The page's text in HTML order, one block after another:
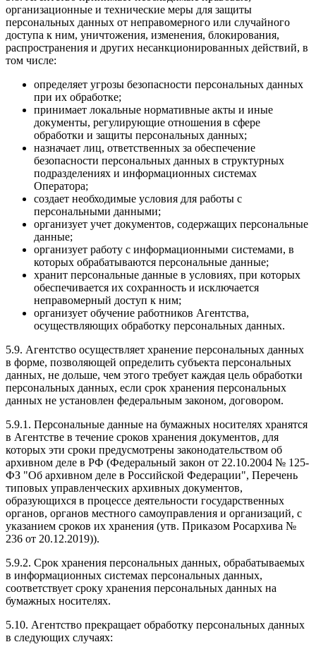
организационные и технические меры для защиты
персональных данных от неправомерного или случайного
доступа к ним, уничтожения, изменения, блокирования,
распространения и других несанкционированных действий, в
том числе:
определяет угрозы безопасности персональных данных
при их обработке;
принимает локальные нормативные акты и иные
документы, регулирующие отношения в сфере
обработки и защиты персональных данных;
назначает лиц, ответственных за обеспечение
безопасности персональных данных в структурных
подразделениях и информационных системах
Оператора;
создает необходимые условия для работы с
персональными данными;
организует учет документов, содержащих персональные
данные;
организует работу с информационными системами, в
которых обрабатываются персональные данные;
хранит персональные данные в условиях, при которых
обеспечивается их сохранность и исключается
неправомерный доступ к ним;
организует обучение работников Агентства,
осуществляющих обработку персональных данных.
5.9. Агентство осуществляет хранение персональных данных
в форме, позволяющей определить субъекта персональных
данных, не дольше, чем этого требует каждая цель обработки
персональных данных, если срок хранения персональных
данных не установлен федеральным законом, договором.
5.9.1. Персональные данные на бумажных носителях хранятся
в Агентстве в течение сроков хранения документов, для
которых эти сроки предусмотрены законодательством об
архивном деле в РФ (Федеральный закон от 22.10.2004 № 125-
ФЗ "Об архивном деле в Российской Федерации", Перечень
типовых управленческих архивных документов,
образующихся в процессе деятельности государственных
органов, органов местного самоуправления и организаций, с
указанием сроков их хранения (утв. Приказом Росархива №
236 от 20.12.2019)).
5.9.2. Срок хранения персональных данных, обрабатываемых
в информационных системах персональных данных,
соответствует сроку хранения персональных данных на
бумажных носителях.
5.10. Агентство прекращает обработку персональных данных
в следующих случаях: